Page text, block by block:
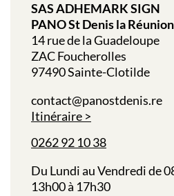
SAS ADHEMARK SIGN
PANO St Denis la Réunion
14 rue de la Guadeloupe
ZAC Foucherolles
97490 Sainte-Clotilde
contact@panostdenis.re
Itinéraire
0262 92 10 38
Du Lundi au Vendredi de
13h00 à 17h30